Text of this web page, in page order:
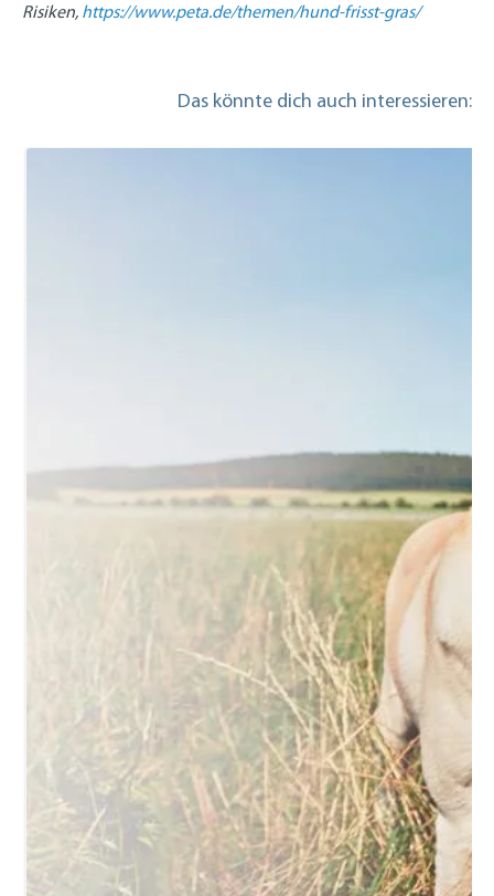
Risiken, https://www.peta.de/themen/hund-frisst-gras/
Das könnte dich auch interessieren: